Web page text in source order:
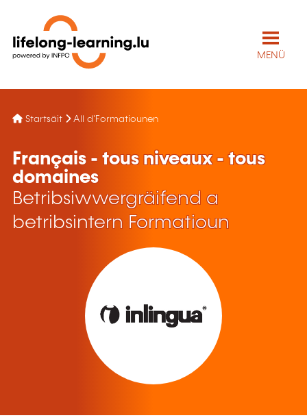
MENÜ
Startsäit All d'Formatiounen
Français - tous niveaux - tous
domaines
Betribsiwwergräifend a
betribsintern Formatioun